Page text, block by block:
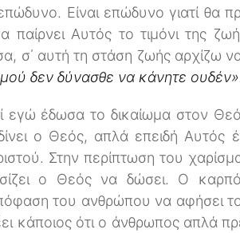
Είναι επώδυνο γιατί θα
Αυτός το τιμόνι της
σ΄ αυτή τη στάση ζωής αρχίζω
δεν δύνασθε να κάνητε
έδωσα το δικαίωμα στον
ο Θεός, απλά επειδή Αυτός
Στην περίπτωση του
ο Θεός να δώσει. Ο
του ανθρώπου να αφήσει
κάποιος ότι ο άνθρωπος απλά